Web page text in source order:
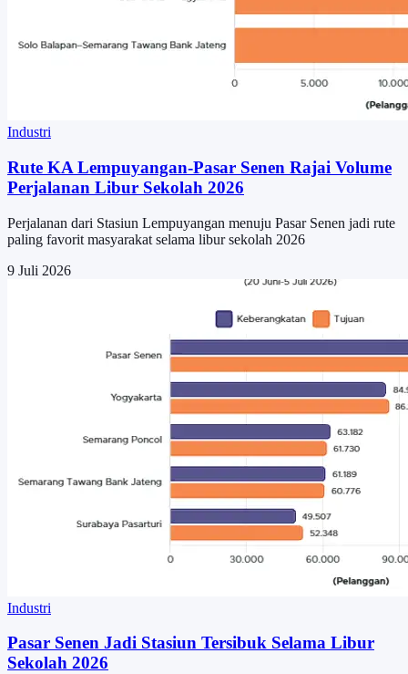
Industri
Rute KA Lempuyangan-Pasar Senen Rajai Volume
Perjalanan Libur Sekolah 2026
Perjalanan dari Stasiun Lempuyangan menuju Pasar Senen jadi rute
paling favorit masyarakat selama libur sekolah 2026
9 Juli 2026
Industri
Pasar Senen Jadi Stasiun Tersibuk Selama Libur
Sekolah 2026